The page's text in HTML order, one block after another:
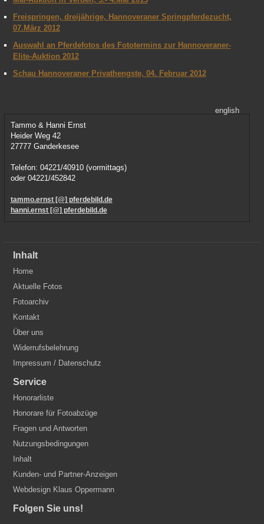
Freispringen, dreijährige, Hannoveraner Springpferdezucht,
07.März 2012
Auswahl an Pferdefotos des Fototermins zur Hannoveraner-
Elite-Auktion 2012
Schau Hannoveraner Privathengste, 04. Februar 2012
english
Tammo & Hanni Ernst
Heider Weg 42
27777 Ganderkesee
Telefon: 04221/40910 (vormittags)
oder 04221/452842
tammo.ernst [@] pferdebild.de
hanni.ernst [@] pferdebild.de
Inhalt
Home
Aktuelle Fotos
Fotoarchiv
Kontakt
Über uns
Widerrufsbelehrung
Impressum / Datenschutz
Service
Honorarliste
Honorare für Fotoabzüge
Fragen und Antworten
Nutzungsbedingungen
Inhalt
Kunden- und Partner-Anzeigen
Webdesign Klaus Oppermann
Folgen Sie uns!